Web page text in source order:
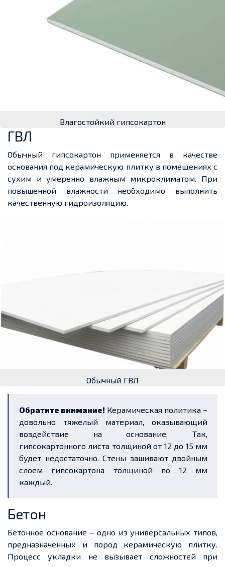
Влагостойкий гипсокартон
ГВЛ
Обычный гипсокартон применяется в качестве
основания под керамическую плитку в помещениях с
сухим и умеренно влажным микроклиматом. При
повышенной влажности необходимо выполнить
качественную гидроизоляцию.
Обычный ГВЛ
Обратите внимание! Керамическая политика –
довольно тяжелый материал, оказывающий
воздействие на основание. Так,
гипсокартонного листа толщиной от 12 до 15 мм
будет недостаточно. Стены зашивают двойным
слоем гипсокартона толщиной по 12 мм
каждый.
Бетон
Бетонное основание – одно из универсальных типов,
предназначенных и пород керамическую плитку.
Процесс укладки не вызывает сложностей при